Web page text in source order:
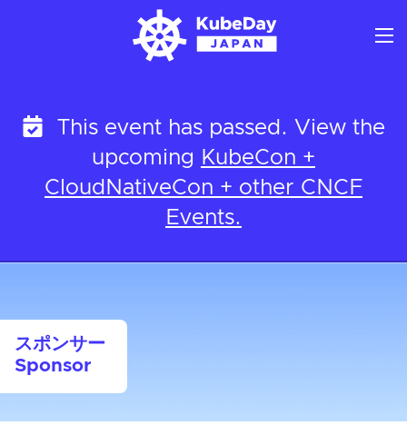
This event has passed. View the
upcoming KubeCon +
CloudNativeCon + other CNCF
Events.
スポンサー
Sponsor